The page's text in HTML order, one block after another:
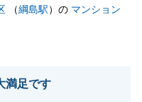
（綱島駅）の マンション
満足です